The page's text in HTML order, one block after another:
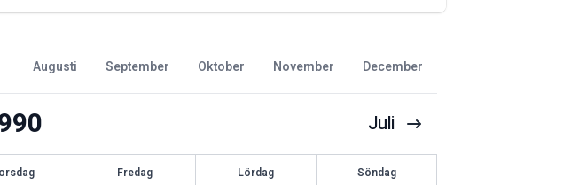
augusti september oktober november december
Juli
Fredag Lördag Söndag